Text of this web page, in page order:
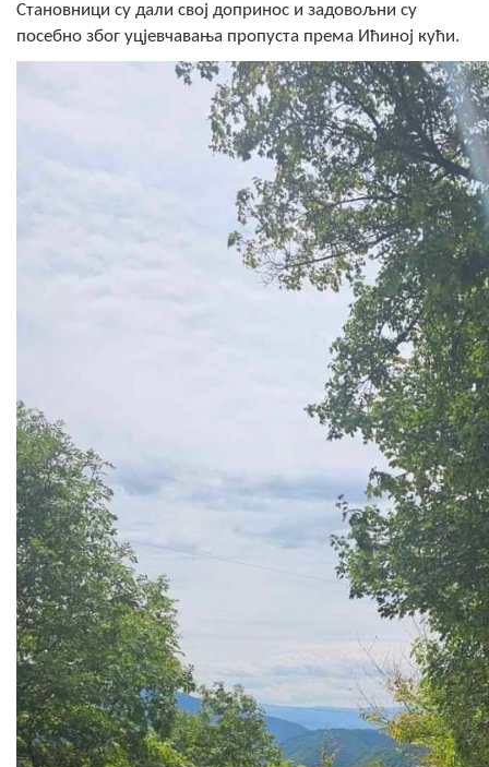
ФИНАНСИЈЕ
ПРИВРЕДА
ЦИВИЛНА ЗАШТИТА
Становници су дали свој допринос и задовољни су
посебно због уцјевчавања пропуста према Ићиној кући.